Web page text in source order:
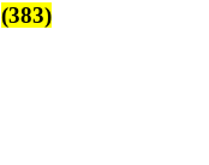
(383)